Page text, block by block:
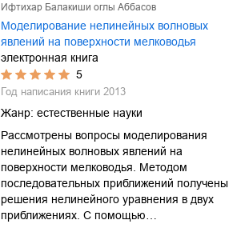
Ифтихар Балакиши оглы Аббасов
Моделирование нелинейных волновых
явлений на поверхности мелководья
электронная книга
5
Год написания книги 2013
Жанр: естественные науки
Рассмотрены вопросы моделирования
нелинейных волновых явлений на
поверхности мелководья. Методом
последовательных приближений получены
решения нелинейного уравнения в двух
приближениях. С помощью…